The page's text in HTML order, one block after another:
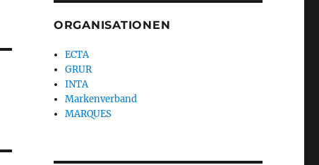
ORGANISATIONEN
ECTA
GRUR
INTA
Markenverband
MARQUES